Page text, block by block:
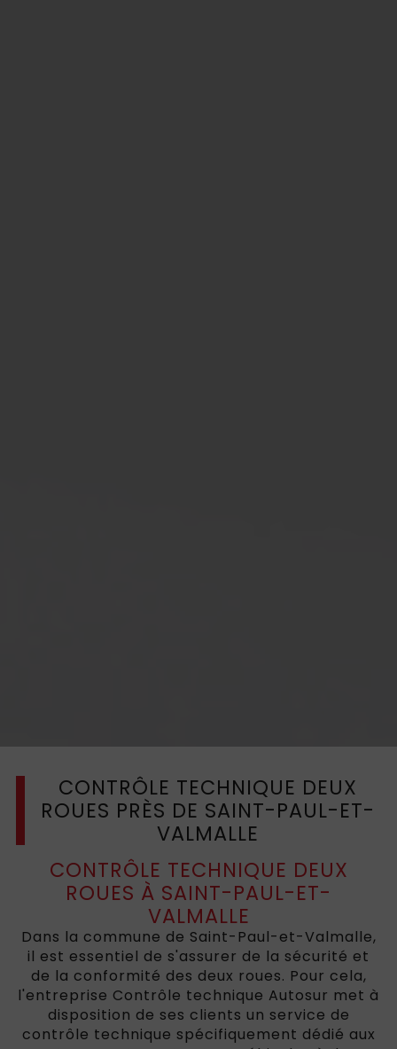
CONTRÔLE TECHNIQUE DEUX
ROUES PRÈS DE SAINT-PAUL-ET-
VALMALLE
CONTRÔLE TECHNIQUE DEUX
ROUES À SAINT-PAUL-ET-
VALMALLE
Dans la commune de Saint-Paul-et-Valmalle,
il est essentiel de s'assurer de la sécurité et
de la conformité des deux roues. Pour cela,
l'entreprise Contrôle technique Autosur met à
disposition de ses clients un service de
contrôle technique spécifiquement dédié aux